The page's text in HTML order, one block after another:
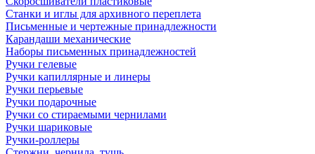
Станки и иглы для архивного переплета
Письменные и чертежные принадлежности
Карандаши механические
Наборы письменных принадлежностей
Ручки гелевые
Ручки капиллярные и линеры
Ручки перьевые
Ручки подарочные
Ручки со стираемыми чернилами
Ручки шариковые
Ручки-роллеры